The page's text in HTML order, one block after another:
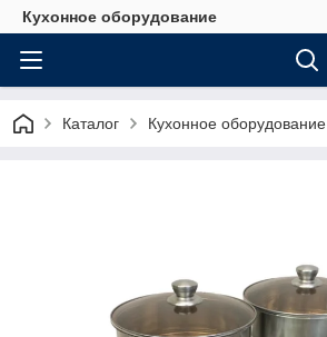
Кухонное оборудование
Каталог Кухонное оборудование